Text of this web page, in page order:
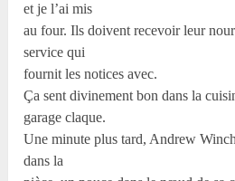
et je l’ai mis
au four. Ils doivent recevoir leur
service qui
fournit les notices avec.
Ça sent divinement bon dans la
garage claque.
Une minute plus tard, Andrew
dans la